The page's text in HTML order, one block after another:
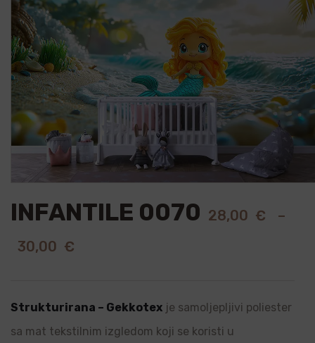
INFANTILE 0070 28,00 €
–
30,00 €
Strukturirana – Gekkotex je samoljepljivi poliester
sa mat tekstilnim izgledom koji se koristi u